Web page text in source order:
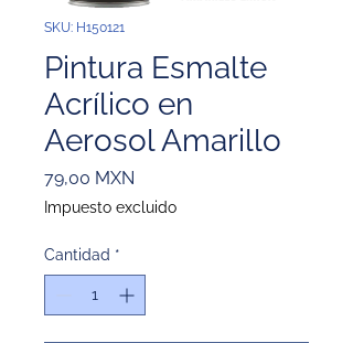
SKU: H150121
Pintura Esmalte
Acrílico en
Aerosol Amarillo
79,00 MXN
Impuesto excluido
Cantidad *